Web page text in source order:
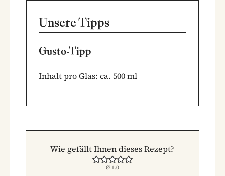
Unsere Tipps
Gusto-Tipp
Inhalt pro Glas: ca. 500 ml
Wie gefällt Ihnen dieses Rezept?
Ø 1.0